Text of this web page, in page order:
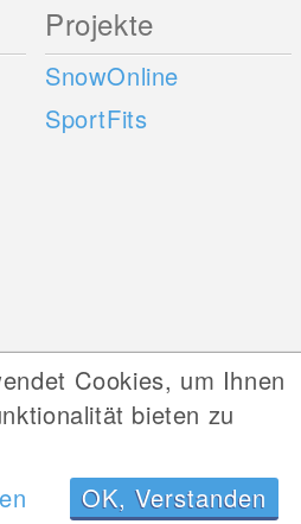
Projekte
SnowOnline
SportFits
Social Web
Cookies, um Ihnen
bieten zu
OK, Verstanden